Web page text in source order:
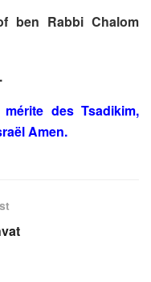
ben Rabbi Chalom
des Tsadikim,
Amen.